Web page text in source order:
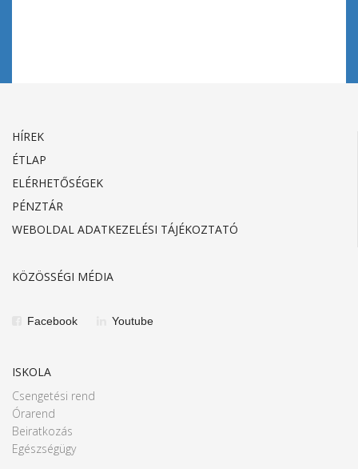
HÍREK
ÉTLAP
ELÉRHETŐSÉGEK
PÉNZTÁR
WEBOLDAL ADATKEZELÉSI TÁJÉKOZTATÓ
KÖZÖSSÉGI MÉDIA
Facebook Youtube
ISKOLA
Csengetési rend
Órarend
Beiratkozás
Egészségügy